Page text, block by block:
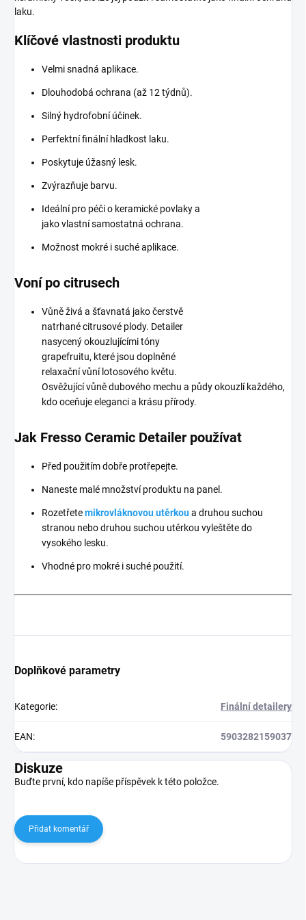
laku.
Klíčové vlastnosti produktu
Velmi snadná aplikace.
Dlouhodobá ochrana (až 12 týdnů).
Silný hydrofobní účinek.
Perfektní finální hladkost laku.
Poskytuje úžasný lesk.
Zvýrazňuje barvu.
Ideální pro péči o keramické povlaky a
jako vlastní samostatná ochrana.
Možnost mokré i suché aplikace.
Voní po citrusech
Vůně živá a šťavnatá jako čerstvě
natrhané citrusové plody. Detailer
nasycený okouzlujícími tóny
grapefruitu, které jsou doplněné
relaxační vůní lotosového květu.
Osvěžující vůně dubového mechu a půdy okouzlí každého,
kdo oceňuje eleganci a krásu přírody.
Jak Fresso Ceramic Detailer používat
Před použitím dobře protřepejte.
Naneste malé množství produktu na panel.
Rozetřetemikrovláknovou utěrkoua druhou suchou
stranou nebo druhou suchou utěrkou vyleštěte do
vysokého lesku.
Vhodné pro mokré i suché použití.
Doplňkové parametry
Kategorie: Finální detailery
EAN: 5903282159037
Diskuze
Buďte první, kdo napíše příspěvek k této položce.
Přidat komentář